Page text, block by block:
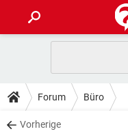
ANDROID
WINDOWS 10
TIPPS & TRICKS
SPIELE
DOWNLOADS
Forum Büro
Vorherige